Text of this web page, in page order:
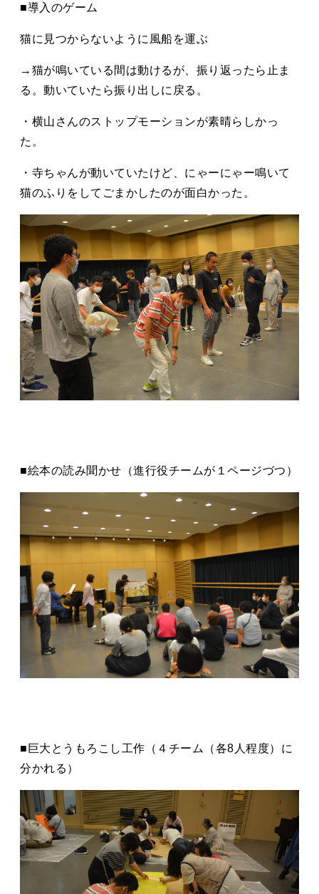
■導⼊のゲーム
猫に⾒つからないように⾵船を運ぶ
→猫が鳴いている間は動けるが、振り返ったら止ま
る。動いていたら振り出しに戻る。
・横山さんのストップモーションが素晴らしかっ
た。
・寺ちゃんが動いていたけど、にゃーにゃー鳴いて
猫のふりをしてごまかしたのが面白かった。
■絵本の読み聞かせ（進⾏役チームが１ページづつ）
■巨⼤とうもろこし⼯作（４チーム（各8⼈程度）に
分かれる）